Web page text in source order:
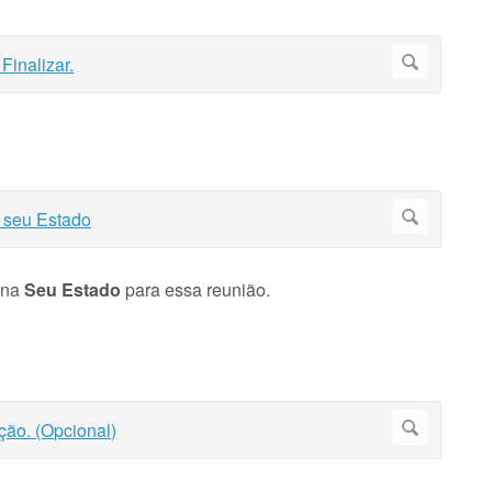
Seu Estado para essa reunião.